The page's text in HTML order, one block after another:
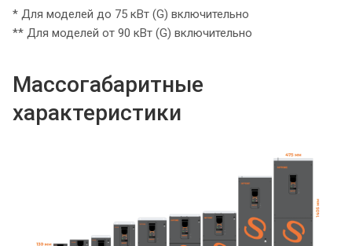
* Для моделей до 75 кВт (G) включительно
** Для моделей от 90 кВт (G) включительно
Массогабаритные
характеристики